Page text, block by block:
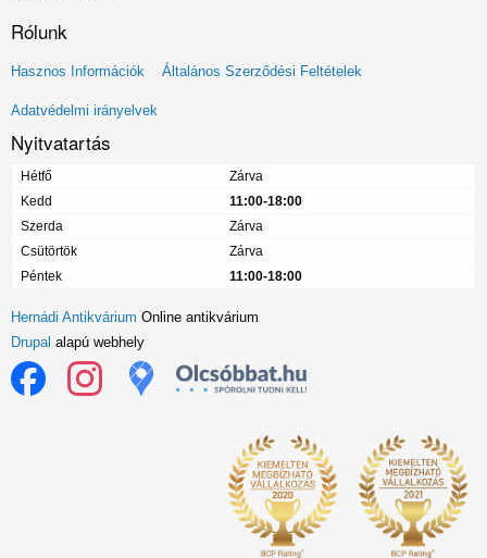
Rólunk
Lábléc
menü
Hasznos Információk Általános Szerződési Feltételek
Adatvédelmi irányelvek
Nyitvatartás
Hétfő
Zárva
Kedd
11:00-18:00
Szerda
Zárva
Csütörtök
Zárva
Péntek
11:00-18:00
Hernádi Antikvárium Online antikvárium
Drupal alapú webhely